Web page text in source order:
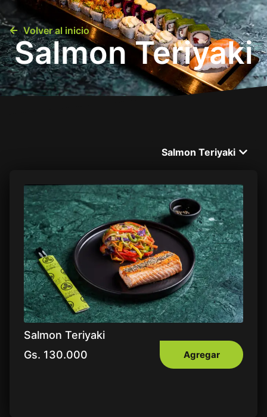
0
Menú
Sucursales
Volver al inicio
Salmon Teriyaki
Salmon Teriyaki
Salmon Teriyaki
Gs. 130.000 Agregar